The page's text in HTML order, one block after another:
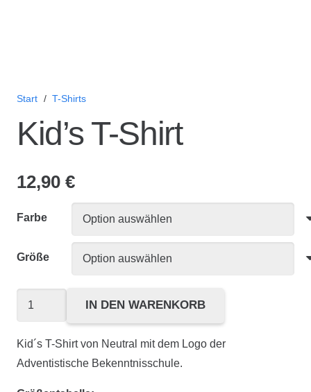
Start / T-Shirts
Kid’s T-Shirt
12,90 €
Farbe
Größe
Kid's
Shirt
Menge
IN DEN WARENKORB
Kid´s T-Shirt von Neutral mit dem Logo der
Adventistische Bekenntnisschule.